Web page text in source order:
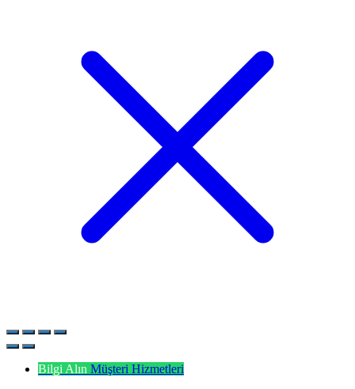
Bilgi Alın Müşteri Hizmetleri